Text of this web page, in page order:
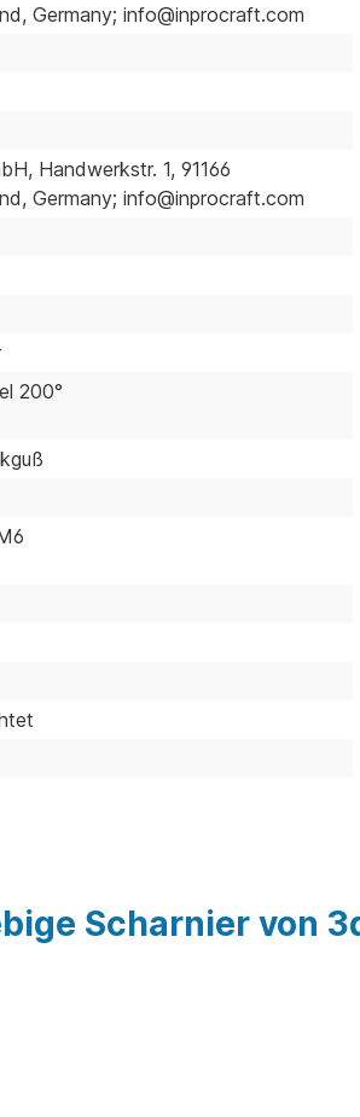
Scharnier von
Germany; info@inprocraft.com
Handwerkstr. 1, 91166
Germany; info@inprocraft.com
200°